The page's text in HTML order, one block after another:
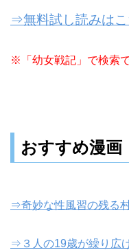
⇒無料試し読みはこ
※「幼女戦記」で検索
おすすめ漫画
⇒奇妙な性風習の残る
⇒３人の19歳が繰り広